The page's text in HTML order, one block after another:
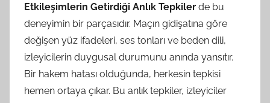
Etkileşimlerin Getirdiği Anlık Tepkiler de bu
deneyimin bir parçasıdır. Maçın gidişatına göre
değişen yüz ifadeleri, ses tonları ve beden dili,
izleyicilerin duygusal durumunu anında yansıtır.
Bir hakem hatası olduğunda, herkesin tepkisi
hemen ortaya çıkar. Bu anlık tepkiler, izleyiciler